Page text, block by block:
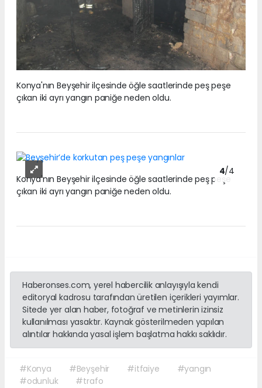
Konya'nın Beyşehir ilçesinde öğle saatlerinde peş peşe
çıkan iki ayrı yangın paniğe neden oldu.
4/4
Konya'nın Beyşehir ilçesinde öğle saatlerinde peş peşe
çıkan iki ayrı yangın paniğe neden oldu.
Haberonses.com, yerel habercilik anlayışıyla kendi
editoryal kadrosu tarafından üretilen içerikleri yayımlar.
Sitede yer alan haber, fotoğraf ve metinlerin izinsiz
kullanılması yasaktır. Kaynak gösterilmeden yapılan
alıntılar hakkında yasal işlem başlatma hakkı saklıdır.
#Konya #Beyşehir #itfaiye
#yangın
#odunluk
#trafo